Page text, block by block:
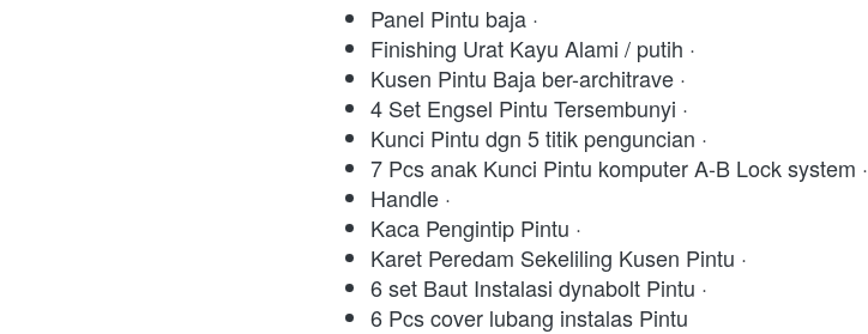
Panel Pintu baja ·
Finishing Urat Kayu Alami / putih ·
Kusen Pintu Baja ber-architrave ·
4 Set Engsel Pintu Tersembunyi ·
Kunci Pintu dgn 5 titik penguncian ·
7 Pcs anak Kunci Pintu komputer A-B Lock system ·
Handle ·
Kaca Pengintip Pintu ·
Karet Peredam Sekeliling Kusen Pintu ·
6 set Baut Instalasi dynabolt Pintu ·
6 Pcs cover lubang instalas Pintu